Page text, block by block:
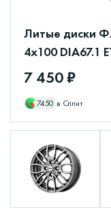
Литые диски
4x100 DIA67.1
7 450 ₽
7450 в Сплит